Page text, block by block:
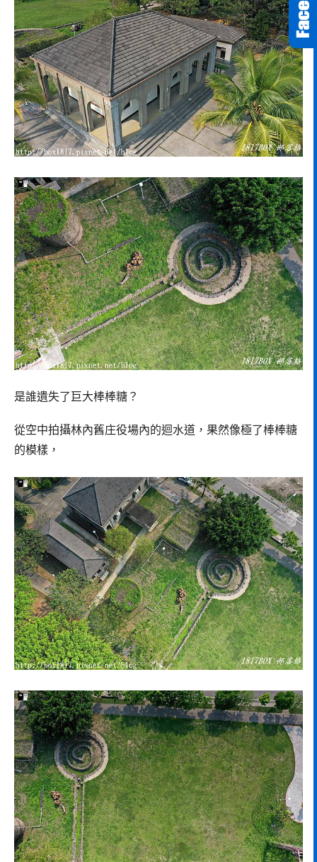
是誰遺失了巨大棒棒糖？
從空中拍攝林內舊庄役場內的迴水道，果然像極了棒棒糖
的模樣，